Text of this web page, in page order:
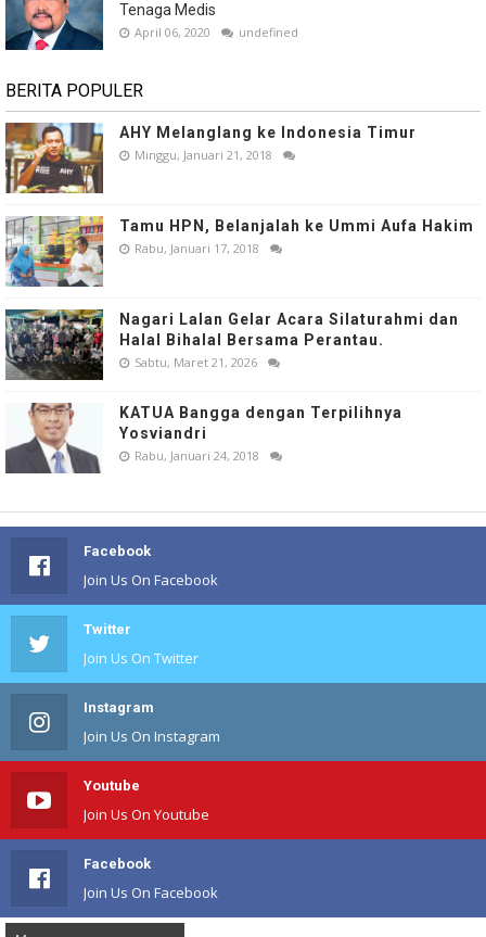
Tenaga Medis
April 06, 2020 undefined
BERITA POPULER
AHY Melanglang ke Indonesia Timur
Minggu, Januari 21, 2018
Tamu HPN, Belanjalah ke Ummi Aufa Hakim
Rabu, Januari 17, 2018
Nagari Lalan Gelar Acara Silaturahmi dan
Halal Bihalal Bersama Perantau.
Sabtu, Maret 21, 2026
KATUA Bangga dengan Terpilihnya
Yosviandri
Rabu, Januari 24, 2018
Facebook
Join Us On Facebook
Twitter
Join Us On Twitter
Instagram
Join Us On Instagram
Youtube
Join Us On Youtube
Facebook
Join Us On Facebook